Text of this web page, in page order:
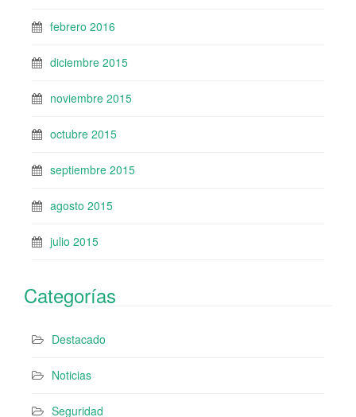
febrero 2016
diciembre 2015
noviembre 2015
octubre 2015
septiembre 2015
agosto 2015
julio 2015
Categorías
Destacado
Noticias
Seguridad